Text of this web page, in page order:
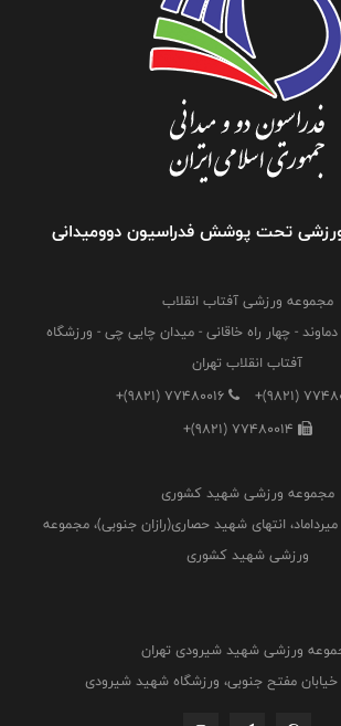
تحت پوشش فدراسیون دوومیدانی
مجموعه ورزشی آفتاب انقلاب
- چهار راه خاقانی - میدان چایی چی - ورزشگاه
آفتاب انقلاب تهران
+(9821)
+(9821) 77480016
+(9821) 77480014
مجموعه ورزشی شهید کشوری
میرداماد، انتهای شهید حصاری(رازان جنوبی)، مجموعه
ورزشی شهید کشوری
ورزشی شهید شیرودی تهران
خیابان مفتح جنوبی، ورزشگاه شهید شیرودی